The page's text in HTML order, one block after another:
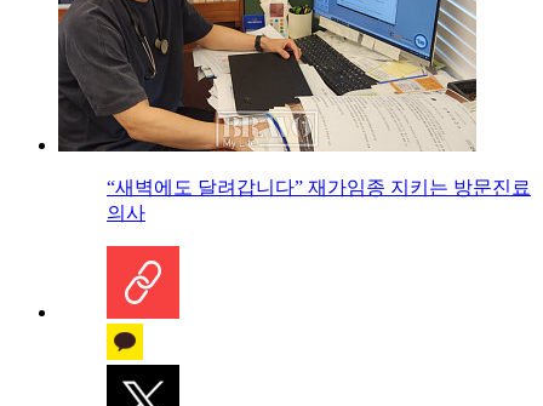
“새벽에도 달려갑니다” 재가임종 지키는 방문진료
의사